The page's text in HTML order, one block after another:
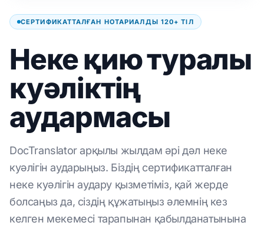
СЕРТИФИКАТТАЛҒАН НОТАРИАЛДЫ 120+ ТІЛ
Неке қию туралы
куәліктің
аудармасы
DocTranslator арқылы жылдам әрі дәл неке
куәлігін аударыңыз. Біздің сертификатталған
неке куәлігін аудару қызметіміз, қай жерде
болсаңыз да, сіздің құжатыңыз әлемнің кез
келген мекемесі тарапынан қабылданатынына